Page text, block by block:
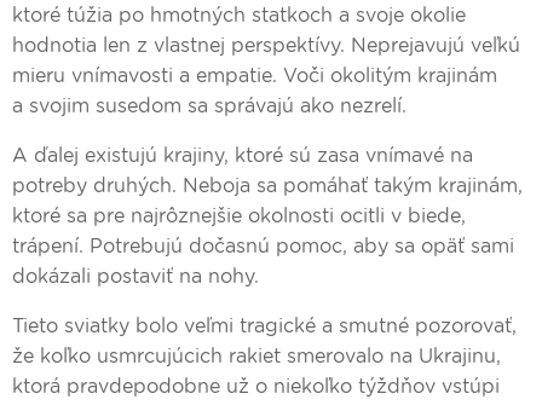
ktoré túžia po hmotných statkoch a svoje okolie
hodnotia len z vlastnej perspektívy. Neprejavujú veľkú
mieru vnímavosti a empatie. Voči okolitým krajinám
a svojim susedom sa správajú ako nezrelí.
A ďalej existujú krajiny, ktoré sú zasa vnímavé na
potreby druhých. Neboja sa pomáhať takým krajinám,
ktoré sa pre najrôznejšie okolnosti ocitli v biede,
trápení. Potrebujú dočasnú pomoc, aby sa opäť sami
dokázali postaviť na nohy.
Tieto sviatky bolo veľmi tragické a smutné pozorovať,
že koľko usmrcujúcich rakiet smerovalo na Ukrajinu,
ktorá pravdepodobne už o niekoľko týždňov vstúpi